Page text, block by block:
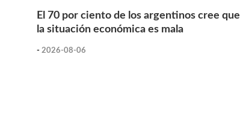
El 70 por ciento de los argentinos cree que
la situación económica es mala
- 2026-08-06